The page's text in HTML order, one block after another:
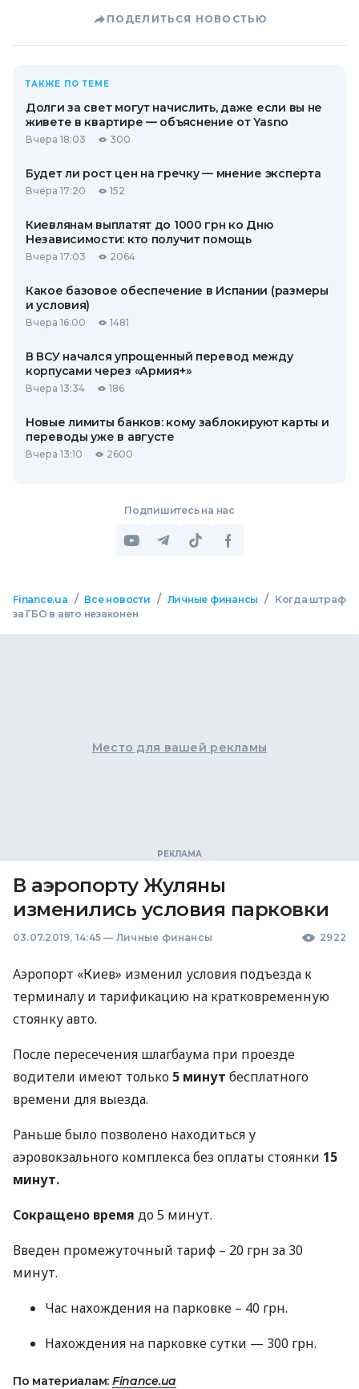
ПОДЕЛИТЬСЯ НОВОСТЬЮ
ТАКЖЕ ПО ТЕМЕ
Долги за свет могут начислить, даже если вы не
живете в квартире — объяснение от Yasno
Вчера 18:03 300
Будет ли рост цен на гречку — мнение эксперта
Вчера 17:20 152
Киевлянам выплатят до 1000 грн ко Дню
Независимости: кто получит помощь
Вчера 17:03 2064
Какое базовое обеспечение в Испании (размеры
и условия)
Вчера 16:00 1481
В ВСУ начался упрощенный перевод между
корпусами через «Армия+»
Вчера 13:34 186
Новые лимиты банков: кому заблокируют карты и
переводы уже в августе
Вчера 13:10 2600
Подпишитесь на нас
Finance.ua / Все новости / Личные финансы /
Когда штраф
за ГБО в авто незаконен
Место для вашей рекламы
В аэропорту Жуляны
изменились условия парковки
03.07.2019, 14:45 — Личные финансы 2922
Аэропорт «Киев» изменил условия подъезда к
терминалу и тарификацию на кратковременную
стоянку авто.
После пересечения шлагбаума при проезде
водители имеют только 5 минут бесплатного
времени для выезда.
Раньше было позволено находиться у
аэровокзального комплекса без оплаты стоянки 15
минут.
Сокращено время до 5 минут.
Введен промежуточный тариф – 20 грн за 30
минут.
Час нахождения на парковке – 40 грн.
Нахождения на парковке сутки — 300 грн.
По материалам: Finance.ua